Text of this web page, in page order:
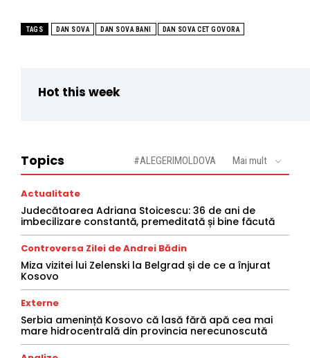
TAGS DAN SOVA DAN SOVA BANI DAN SOVA CET GOVORA
Hot this week
Topics #ALEGERIMOLDOVA Mai mult
Actualitate
Judecătoarea Adriana Stoicescu: 36 de ani de
imbecilizare constantă, premeditată și bine făcută
Controversa Zilei de Andrei Bădin
Miza vizitei lui Zelenski la Belgrad și de ce a înjurat
Kosovo
Externe
Serbia amenință Kosovo că lasă fără apă cea mai
mare hidrocentrală din provincia nerecunoscută